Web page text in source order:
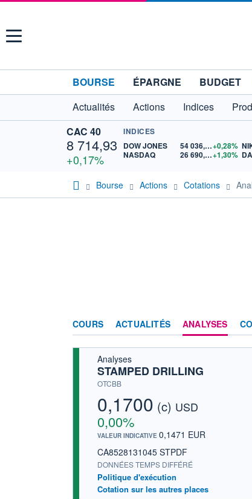
Menu
BOURSE ÉPARGNE BUDGET
Actualités
Actions Indices
CAC 40
8 714,93
+0,17%
INDICES
DOW JONES
54 036,93+0,28%
NASDAQ
26 690,62+1,30%
Bourse Actions Cotations
COURS ACTUALITÉS ANALYSES
Analyses
STAMPED DRILLING
OTCBB
0,1700 (c) USD
0,00%
VALEUR INDICATIVE 0,1471 EUR
CA8528131045 STPDF
DONNÉES TEMPS DIFFÉRÉ
Politique d'exécution
Cotation sur les autres places